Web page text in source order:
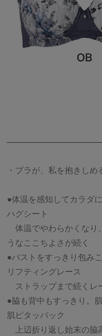
・ブラが、私を抱きしめ
●体温を感知してカラダ
ハグシート
体温でやわらかくなり
うなここちよさが続く
●バストをすっきり包み
リフティングレース
ストラップまで続くレ
●脇も背中もすっきり。
肌ピタッバック
上辺折り返し始末の脇